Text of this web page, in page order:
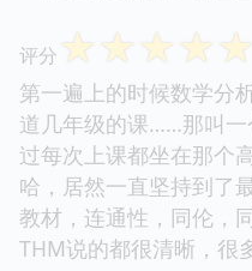
评分 ☆☆☆☆☆
第一遍上的时候数学分
道几年级的课……那叫
过每次上课都坐在那个
哈，居然一直坚持到了
教材，连通性，同伦，
THM说的都很清晰，很